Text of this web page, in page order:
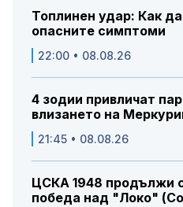
Топлинен удар: Как
опасните симптоми
22:00 • 08.08.26
4 зодии привличат
влизането на
21:45 • 08.08.26
ЦСКА 1948 продължи
победа над "Локо"